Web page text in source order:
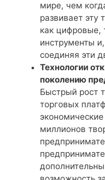
мире, чем
развивает эту
как цифровые,
инструменты
соединяя эти
Технологии
поколению
Быстрый рост
торговых
миллионов